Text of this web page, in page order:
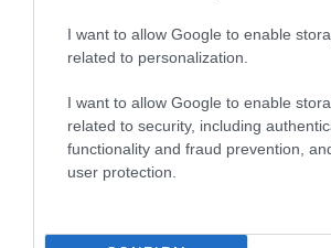
I want to allow Google to enable
related to personalization.
I want to allow Google to enable
related to security, including
functionality and fraud prevention,
user protection.
Βίντεο: Ένοπλος άνοιξε
νυχτερινό κέντρο στην
δολοφόνησε εν ψυχρώ
06.08.2026 | 06:35